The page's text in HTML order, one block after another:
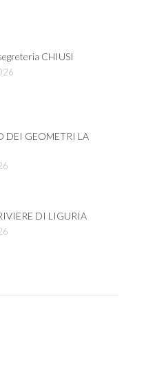
CHIUSI
DEI GEOMETRI LA
DI LIGURIA